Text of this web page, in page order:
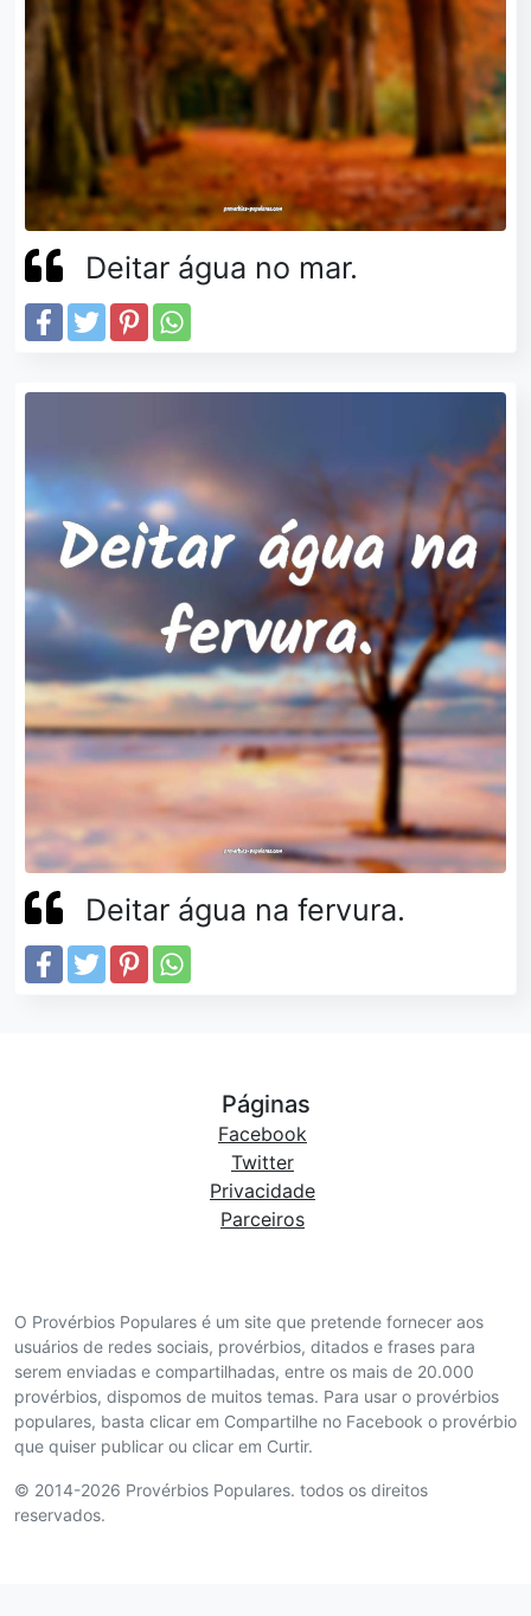
Deitar água no mar.
Deitar água na fervura.
O Provérbios Populares é um site que pretende fornecer aos
usuários de redes sociais, provérbios, ditados e frases para
serem enviadas e compartilhadas, entre os mais de 20.000
provérbios, dispomos de muitos temas. Para usar o provérbios
populares, basta clicar em Compartilhe no Facebook o provérbio
que quiser publicar ou clicar em Curtir.
© 2014-2026 Provérbios Populares. todos os direitos
reservados.
Páginas
Facebook
Twitter
Privacidade
Parceiros